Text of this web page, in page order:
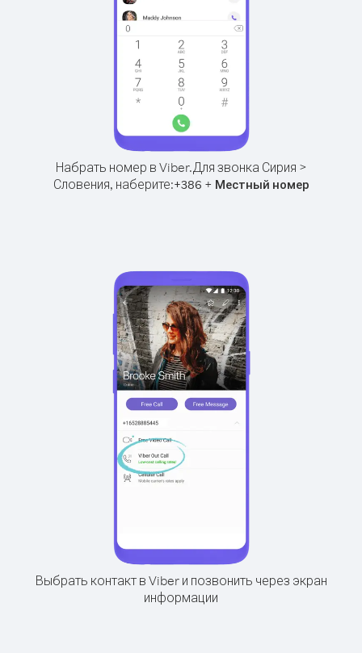
Набрать номер в Viber.Для звонка Сирия >
Словения, наберите:+386 + Местный номер
Выбрать контакт в Viber и позвонить через экран
информации